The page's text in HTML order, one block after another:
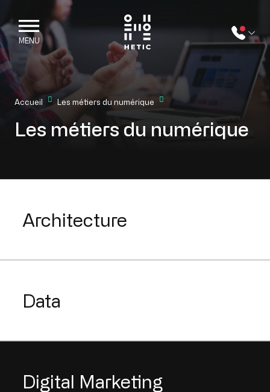
Skip to main content
Mobile navigation
MENU
Accueil Les métiers du numérique
Les métiers du numérique
Architecture
Data
Digital Marketing